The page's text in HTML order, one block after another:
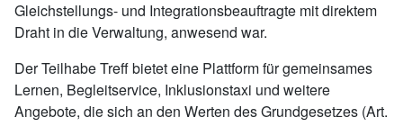
Gleichstellungs- und Integrationsbeauftragte mit direktem
Draht in die Verwaltung, anwesend war.
Der Teilhabe Treff bietet eine Plattform für gemeinsames
Lernen, Begleitservice, Inklusionstaxi und weitere
Angebote, die sich an den Werten des Grundgesetzes (Art.